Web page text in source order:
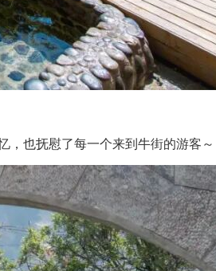
，也抚慰了每一个来到牛街的游客～